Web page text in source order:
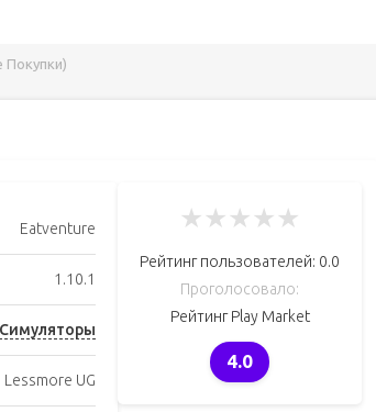
Eatventure
1.10.1
Симуляторы
Lessmore UG
★★★★★
Рейтинг пользователей: 0.0
Проголосовало:
Рейтинг Play Market
4.0